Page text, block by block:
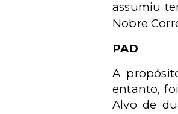
assumiu
Nobre
PAD
A
entanto,
Alvo de